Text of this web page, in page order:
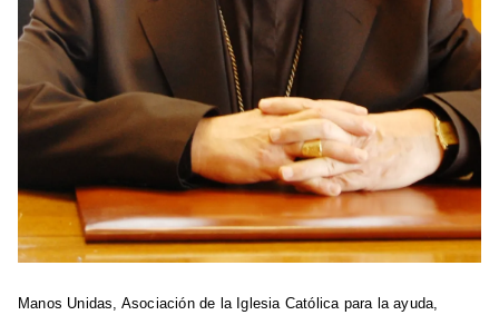
Manos Unidas, Asociación de la Iglesia Católica para la ayuda,